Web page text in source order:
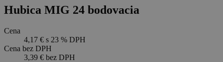
Hubica MIG 24 bodovacia
Cena
4,17 € s 23 % DPH
Cena bez DPH
3,39 € bez DPH